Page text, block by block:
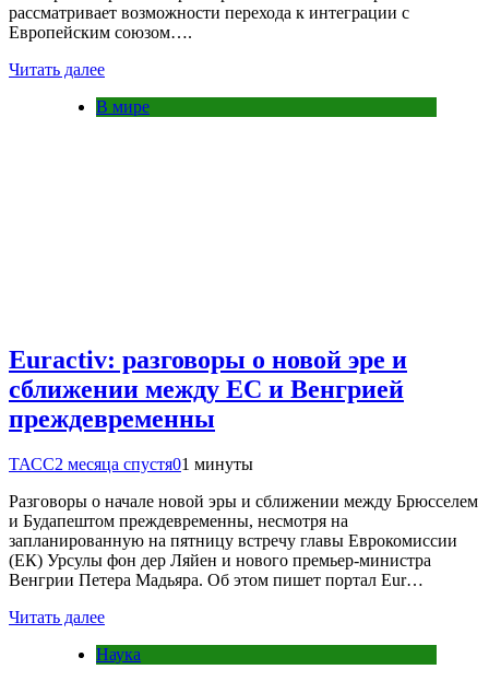
рассматривает возможности перехода к интеграции с
Европейским союзом….
Читать далее
В мире
Euractiv: разговоры о новой эре и
сближении между ЕС и Венгрией
преждевременны
ТАСС2 месяца спустя01 минуты
Разговоры о начале новой эры и сближении между Брюсселем
и Будапештом преждевременны, несмотря на
запланированную на пятницу встречу главы Еврокомиссии
(ЕК) Урсулы фон дер Ляйен и нового премьер-министра
Венгрии Петера Мадьяра. Об этом пишет портал Eur…
Читать далее
Наука